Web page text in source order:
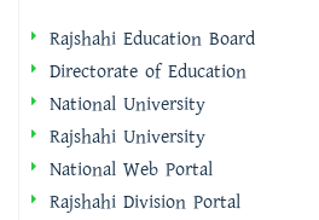
Rajshahi Education Board
Directorate of Education
National University
Rajshahi University
National Web Portal
Rajshahi Division Portal